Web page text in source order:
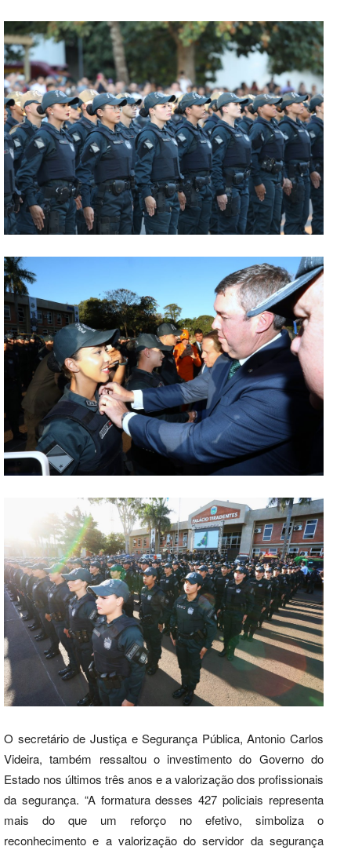
O secretário de Justiça e Segurança Pública, Antonio Carlos
Videira, também ressaltou o investimento do Governo do
Estado nos últimos três anos e a valorização dos profissionais
da segurança. “A formatura desses 427 policiais representa
mais do que um reforço no efetivo, simboliza o
reconhecimento e a valorização do servidor da segurança